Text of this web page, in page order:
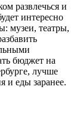
развлечься и
интересно
музеи, театры,
бюджет на
лучше
и еды заранее.